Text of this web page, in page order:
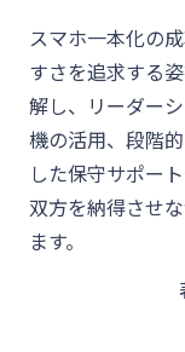
スマホ一本化の
すさを追求する
解し、リーダー
機の活用、段階
した保守サポー
双方を納得させ
ます。